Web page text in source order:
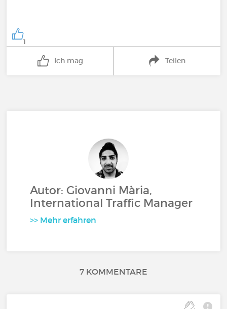
1
Ich mag Teilen
Autor: Giovanni Mària,
International Traffic Manager
>> Mehr erfahren
7 KOMMENTARE